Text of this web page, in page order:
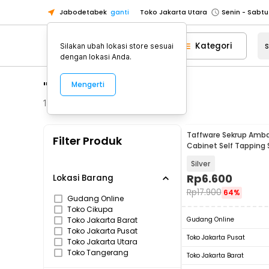
Jabodetabek ganti
Pick n Go Jakarta Barat
Senin -
Toko Jakarta Utara
Toko Tangerang
Toko Cikupa
Pick n Go Jakarta Barat
Senin -
Pick n Go Bekasi
Senin - Jumat
Pick n Go Depok
Senin - Jumat
Kategori
"sekrup"
19
Filter Produk
Lokasi Barang
Gudang Online
Toko Cikupa
Toko Jakarta Barat
Toko Jakarta Pusat
Toko Jakarta Utara
Toko Tangerang
Taffware Sekrup
Cabinet Self Tapping
Silver
Rp6.600
Rp17.900 64%
Gudang Online
Toko Jakarta Pusat
Toko Jakarta Barat
Silakan ubah lokasi store sesuai
dengan lokasi Anda.
Mengerti